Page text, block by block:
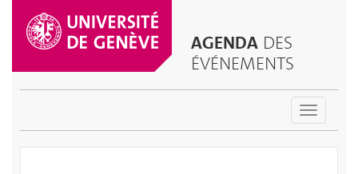
AGENDA DES
ÉVÉNEMENTS
Toggle